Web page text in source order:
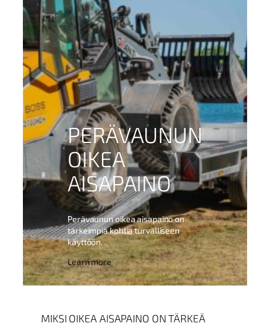
PERÄVAUNUN
OIKEA
AISAPAINO
Perävaunun oikea aisapaino on
tärkeimpiä kohtia turvalliseen
käyttöön. .
Learn more
MIKSI OIKEA AISAPAINO ON TÄRKEÄ